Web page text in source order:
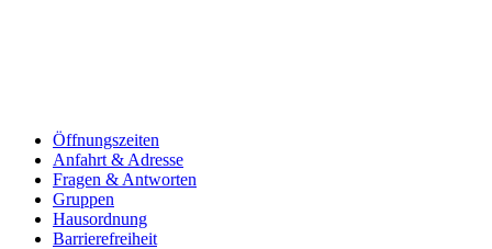
Öffnungszeiten
Anfahrt & Adresse
Fragen & Antworten
Gruppen
Hausordnung
Barrierefreiheit